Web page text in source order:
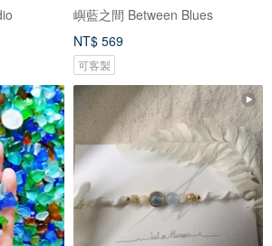
嶼藍之間 Between Blues
NT$ 569
可客製